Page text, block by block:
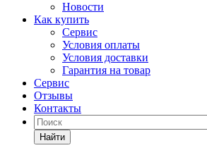
Новости
Как купить
Сервис
Условия оплаты
Условия доставки
Гарантия на товар
Сервис
Отзывы
Контакты
Найти